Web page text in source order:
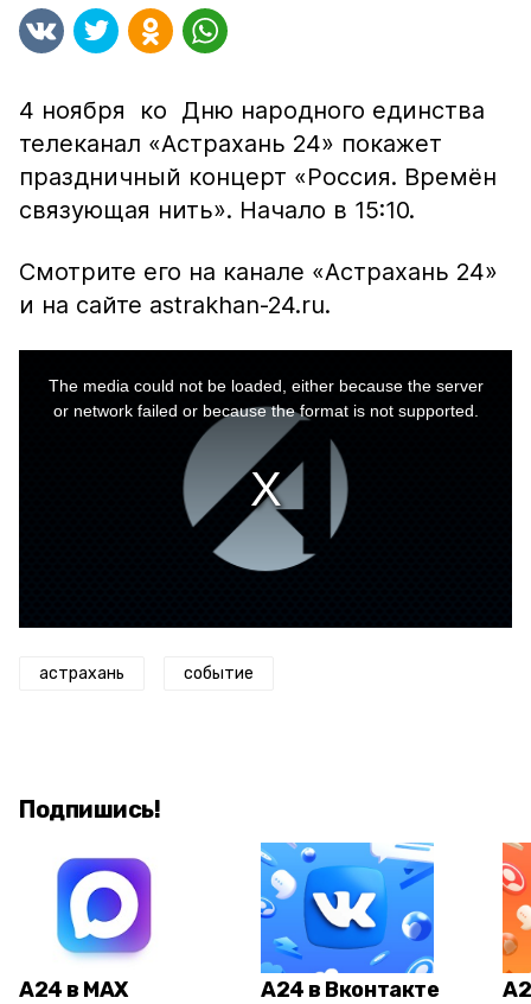
4 ноября ко Дню народного единства
телеканал «Астрахань 24» покажет
праздничный концерт «Россия. Времён
связующая нить». Начало в 15:10.
Смотрите его на канале «Астрахань 24»
и на сайте astrakhan-24.ru.
The media could not be loaded, either because the server
or network failed or because the format is not supported.
астрахань событие
Подпишись!
А24 в MAX А24 в Вконтакте